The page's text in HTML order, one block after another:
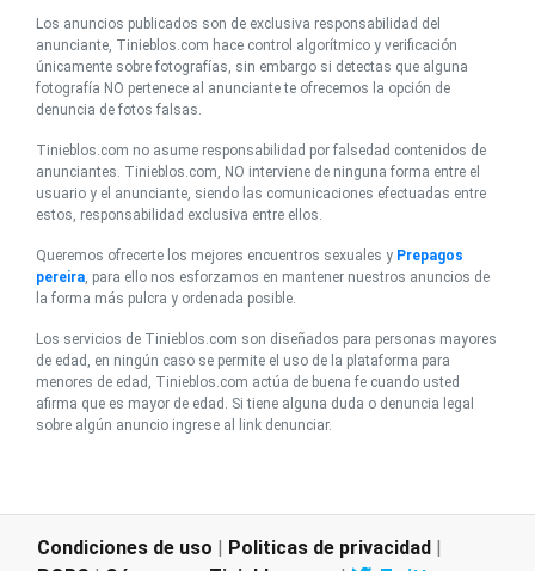
Los anuncios publicados son de exclusiva responsabilidad del
anunciante, Tinieblos.com hace control algorítmico y verificación
únicamente sobre fotografías, sin embargo si detectas que alguna
fotografía NO pertenece al anunciante te ofrecemos la opción de
denuncia de fotos falsas.
Tinieblos.com no asume responsabilidad por falsedad contenidos de
anunciantes. Tinieblos.com, NO interviene de ninguna forma entre el
usuario y el anunciante, siendo las comunicaciones efectuadas entre
estos, responsabilidad exclusiva entre ellos.
Queremos ofrecerte los mejores encuentros sexuales y Prepagos
pereira , para ello nos esforzamos en mantener nuestros anuncios de
la forma más pulcra y ordenada posible.
Los servicios de Tinieblos.com son diseñados para personas mayores
de edad, en ningún caso se permite el uso de la plataforma para
menores de edad, Tinieblos.com actúa de buena fe cuando usted
afirma que es mayor de edad. Si tiene alguna duda o denuncia legal
sobre algún anuncio ingrese al link denunciar.
Condiciones de uso | Politicas de privacidad |